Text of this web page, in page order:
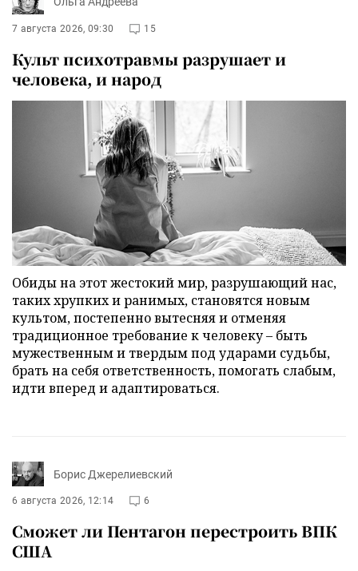
7 августа 2026, 09:30 15
Культ психотравмы разрушает и
человека, и народ
Обиды на этот жестокий мир, разрушающий нас,
таких хрупких и ранимых, становятся новым
культом, постепенно вытесняя и отменяя
традиционное требование к человеку – быть
мужественным и твердым под ударами судьбы,
брать на себя ответственность, помогать слабым,
идти вперед и адаптироваться.
Борис Джерелиевский
6 августа 2026, 12:14 6
Сможет ли Пентагон перестроить ВПК
США